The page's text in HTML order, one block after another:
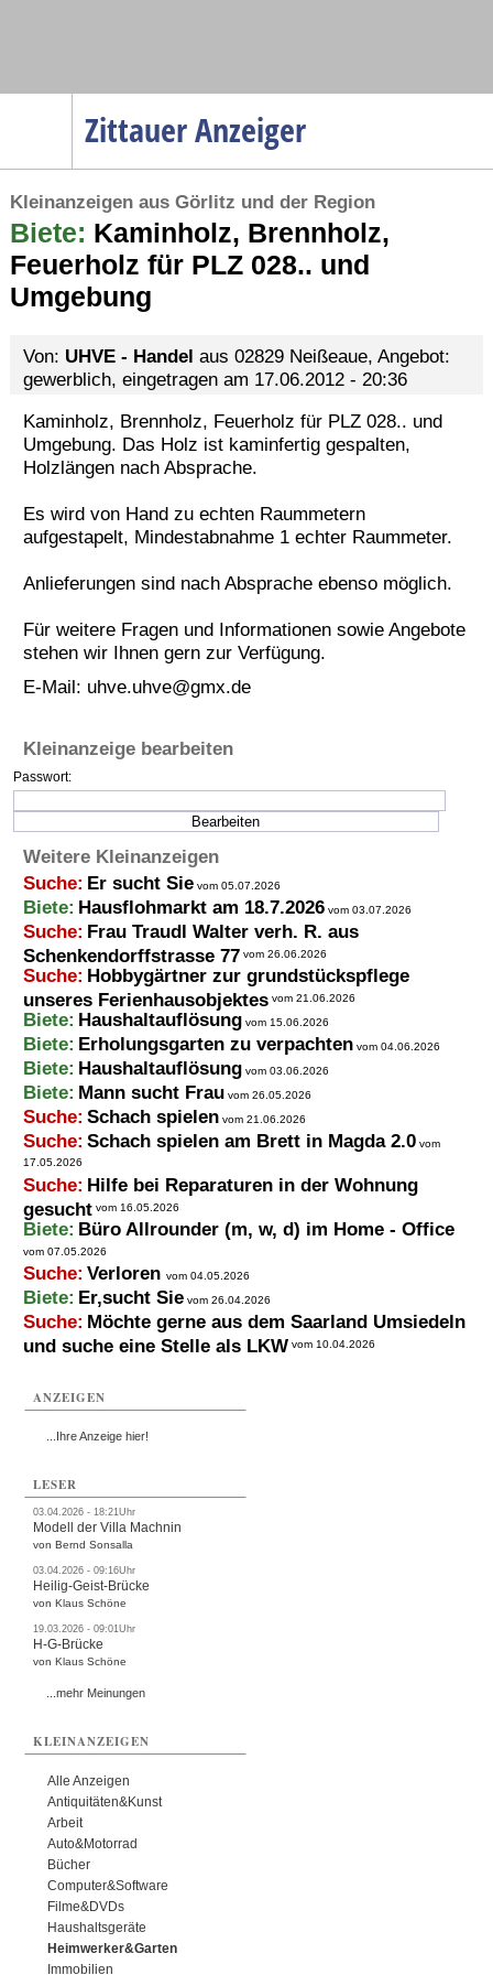
Zittauer Anzeiger
Menüpunkte
Politik
Gesellschaft
Wirtschaft
Verkehr
Gesundheit
Kultur
Termine
Kleinanzeigen aus Görlitz und der Region
Biete: Kaminholz, Brennholz,
Feuerholz für PLZ 028.. und
Umgebung
Von: UHVE - Handel aus 02829 Neißeaue, Angebot:
gewerblich, eingetragen am 17.06.2012 - 20:36
Kaminholz, Brennholz, Feuerholz für PLZ 028.. und
Umgebung. Das Holz ist kaminfertig gespalten,
Holzlängen nach Absprache.
Es wird von Hand zu echten Raummetern
aufgestapelt, Mindestabnahme 1 echter Raummeter.
Anlieferungen sind nach Absprache ebenso möglich.
Für weitere Fragen und Informationen sowie Angebote
stehen wir Ihnen gern zur Verfügung.
E-Mail: uhve.uhve@gmx.de
Kleinanzeige bearbeiten
Passwort:
Weitere Kleinanzeigen
Suche: Er sucht Sie vom 05.07.2026
Biete: Hausflohmarkt am 18.7.2026 vom 03.07.2026
Suche: Frau Traudl Walter verh. R. aus
Schenkendorffstrasse 77 vom 26.06.2026
Suche: Hobbygärtner zur grundstückspflege
unseres Ferienhausobjektes vom 21.06.2026
Biete: Haushaltauflösung vom 15.06.2026
Biete: Erholungsgarten zu verpachten vom 04.06.2026
Biete: Haushaltauflösung vom 03.06.2026
Biete: Mann sucht Frau vom 26.05.2026
Suche: Schach spielen vom 21.06.2026
Suche: Schach spielen am Brett in Magda 2.0 vom
17.05.2026
Suche: Hilfe bei Reparaturen in der Wohnung
gesucht vom 16.05.2026
Biete: Büro Allrounder (m, w, d) im Home - Office
vom 07.05.2026
Suche: Verloren vom 04.05.2026
Biete: Er,sucht Sie vom 26.04.2026
Suche: Möchte gerne aus dem Saarland Umsiedeln
und suche eine Stelle als LKW vom 10.04.2026
ANZEIGEN
...Ihre Anzeige hier!
LESER
03.04.2026 - 18:21Uhr
Modell der Villa Machnin
von Bernd Sonsalla
03.04.2026 - 09:16Uhr
Heilig-Geist-Brücke
von Klaus Schöne
19.03.2026 - 09:01Uhr
H-G-Brücke
von Klaus Schöne
...mehr Meinungen
KLEINANZEIGEN
Alle Anzeigen
Antiquitäten&Kunst
Arbeit
Auto&Motorrad
Bücher
Computer&Software
Filme&DVDs
Haushaltsgeräte
Heimwerker&Garten
Immobilien